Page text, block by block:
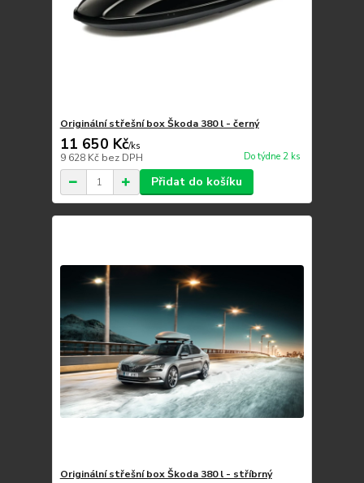
Originální střešní box Škoda 380 l - černý
11 650 Kč/ks
9 628 Kč bez DPH Do týdne 2 ks
Přidat do košíku
Originální střešní box Škoda 380 l - stříbrný